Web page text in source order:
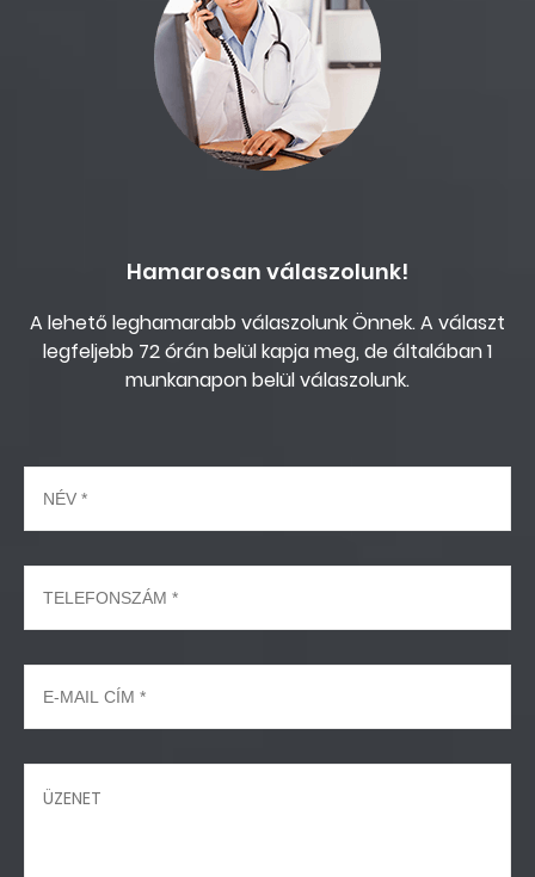
Hamarosan válaszolunk!
A lehető leghamarabb válaszolunk Önnek. A választ
legfeljebb 72 órán belül kapja meg, de általában 1
munkanapon belül válaszolunk.